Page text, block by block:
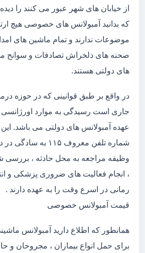
از خیابان های شهر عبور می کنند را
که بدانید آمبولانس های خصوصی هیچ
موضوعات ندارند و تمام ماشین های
صحنه های دلخراش تصادفات و سوانح می
های دولتی هستند.
در واقع بر طبق قوانینی که در حوزه
جاری است رسیدگی به موارد اورژانسی
عهده آمبولانس های دولتی می باشد.
شماره تلفن معروف ۱۱۵
وظیفه مراجعه به محل حادثه ، بررسی
، انجام فعالیت های ضروری پزشکی و
رمانی در اسرع وقت را به عهده دارند .
قیمت آمبولانس خصوصی
همانطور که اطلاع دارید آمبولانس
برای حمل انواع بیماران ، مجروحان و